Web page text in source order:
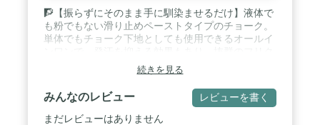
🧗【振らずにそのまま手に馴染ませるだけ】液体で
も粉でもない滑り止めペーストタイプのチョーク。
単体でもチョーク下地としても使用できるオールイ
ション効果を持続的に発揮します。ペーストタイプ
ですのでさっと取り出せ、粉が舞うこともありませ
ん。GRIP ONは使いやすさ、コストパフォーマンス
に優れており、初心者から上級者まで全てのクライ
マーの方にお使いいただけます。 / 🧗【環境にやさ
続きを見る
みんなのレビュー レビューを書く
まだレビューはありません